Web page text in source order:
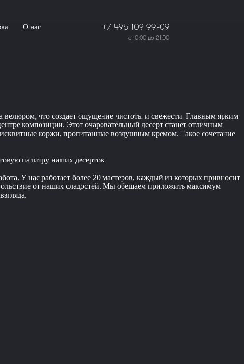
О нас +7 495 109 99-09
с 10:00 до 21:00
что создает ощущение чистоты и свежести. Главным ярким
композиции. Этот очаровательный десерт станет отличным
коржи, пропитанные воздушным кремом. Такое сочетание
палитру наших десертов.
У нас работает более 20 мастеров, каждый из которых привносит
от наших сладостей. Мы обещаем приложить максимум